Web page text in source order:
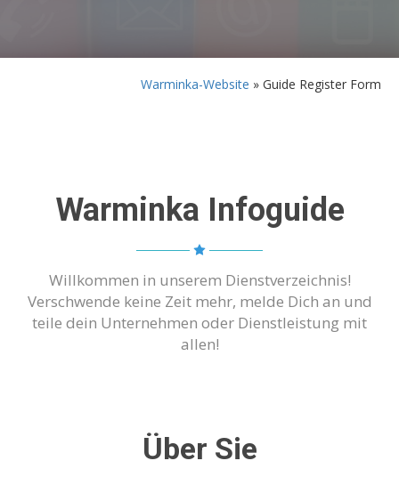
Warminka-Website » Guide Register Form
Warminka Infoguide
Willkommen in unserem Dienstverzeichnis!
Verschwende keine Zeit mehr, melde Dich an und
teile dein Unternehmen oder Dienstleistung mit
allen!
Über Sie